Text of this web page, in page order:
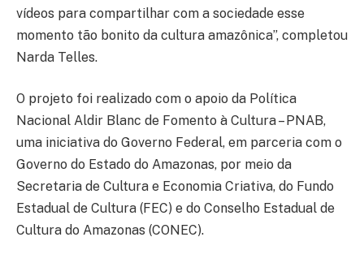
vídeos para compartilhar com a sociedade esse
momento tão bonito da cultura amazônica”, completou
Narda Telles.
O projeto foi realizado com o apoio da Política
Nacional Aldir Blanc de Fomento à Cultura – PNAB,
uma iniciativa do Governo Federal, em parceria com o
Governo do Estado do Amazonas, por meio da
Secretaria de Cultura e Economia Criativa, do Fundo
Estadual de Cultura (FEC) e do Conselho Estadual de
Cultura do Amazonas (CONEC).